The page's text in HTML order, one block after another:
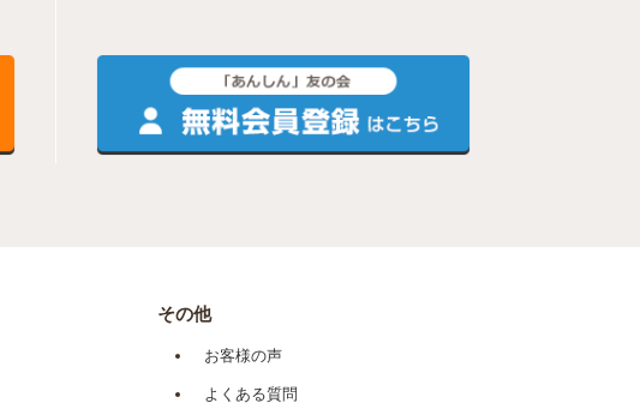
その他
お客様の声
よくある質問